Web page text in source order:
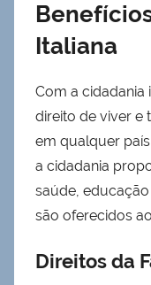
Italiana
Com a cidadania
direito de viver e
em qualquer
a cidadania
saúde,
são oferecidos
Direitos da